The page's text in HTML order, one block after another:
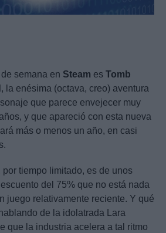
semana en Steam es Tomb
, la enésima (octava, creo) aventura
que parece envejecer muy
y que apareció con esta nueva
más o menos un año, en casi
por tiempo limitado, es de unos
del 75% que no está nada
juego relativamente reciente. Y qué
de la idolatrada Lara
que la industria acelera a tal ritmo